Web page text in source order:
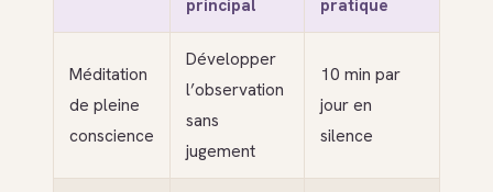
principal
pratique
Méditation
de pleine
conscience
Développer
l’observation
sans
jugement
10 min par
jour en
silence